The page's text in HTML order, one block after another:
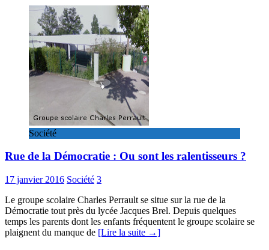
Société
Rue de la Démocratie : Ou sont les ralentisseurs ?
17 janvier 2016 Société 3
Le groupe scolaire Charles Perrault se situe sur la rue de la
Démocratie tout près du lycée Jacques Brel. Depuis quelques
temps les parents dont les enfants fréquentent le groupe scolaire se
plaignent du manque de [Lire la suite →]